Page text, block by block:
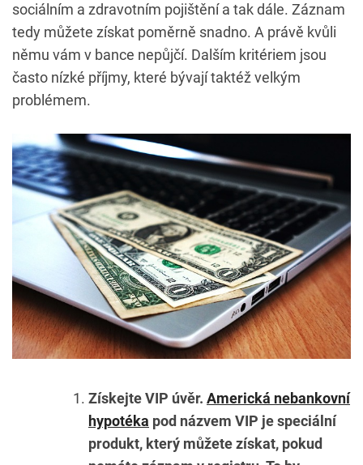
sociálním a zdravotním pojištění a tak dále. Záznam
tedy můžete získat poměrně snadno. A právě kvůli
němu vám v bance nepůjčí. Dalším kritériem jsou
často nízké příjmy, které bývají taktéž velkým
problémem.
Získejte VIP úvěr. Americká nebankovní
hypotéka pod názvem VIP je speciální
produkt, který můžete získat, pokud